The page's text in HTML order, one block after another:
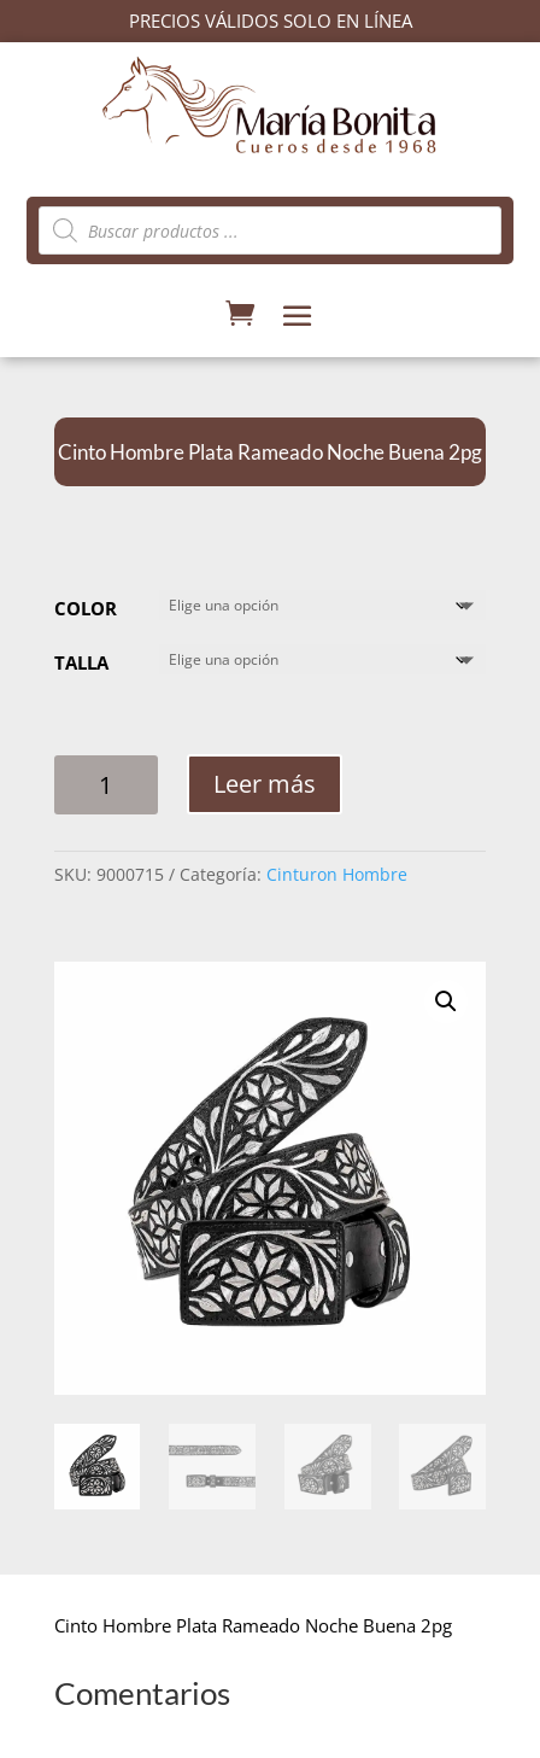
PRECIOS VÁLIDOS SOLO EN LÍNEA
Búsqueda
de
productos
Cinto Hombre Plata Rameado Noche Buena 2pg
COLOR
TALLA
HOMBRE
NOCHE
Leer más
SKU: 9000715 Categoría: Cinturon Hombre
Cinto Hombre Plata Rameado Noche Buena 2pg
Comentarios